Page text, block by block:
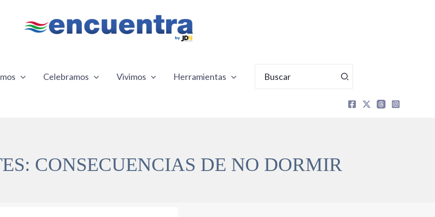
Celebramos Vivimos Herramientas
por:
CONSECUENCIAS DE NO DORMIR